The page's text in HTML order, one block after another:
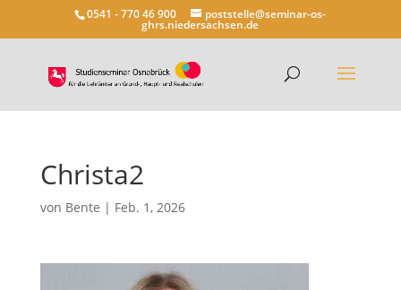
0541 - 770 46 900 poststelle@seminar-os-
ghrs.niedersachsen.de
Christa2
von Bente | Feb. 1, 2026